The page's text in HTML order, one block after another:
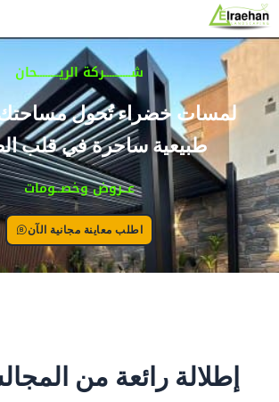
تخطي
إلى
المحتوى
شــــــــــركة الريــــــــحان
لمسات خضراء تُحول مساحتك
طبيعية ساحرة في قلب
عــروض وخصــومات
اطلب معاينة مجانية الآن
إطلالة رائعة من